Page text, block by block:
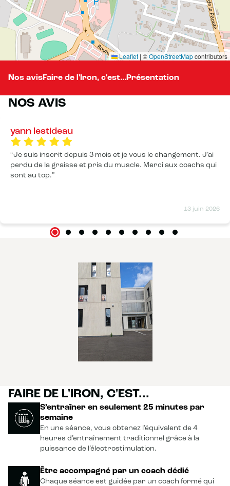
Leaflet | ©OpenStreetMapcontributors
Nos avisFaire de l'Iron, c'est...Présentation
NOS AVIS
yann lestideau
13 juin 2026
Je suis inscrit depuis 3 mois et je vous le changement. J’ai
perdu de la graisse et pris du muscle. Merci aux coachs qui
sont au top.
FAIRE DE L'IRON, C'EST...
S’entraîner en seulement 25 minutes par
semaine
En une séance, vous obtenez l’équivalent de 4
heures d’entraînement traditionnel grâce à la
puissance de l’électrostimulation.
Être accompagné par un coach dédié
Chaque séance est guidée par un coach formé qui